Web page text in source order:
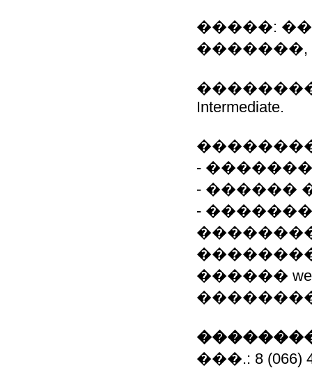
�����:
�������,
Intermediate.
-
- ������
-
������
���.: 8 (066)